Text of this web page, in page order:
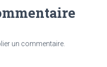
un commentaire.